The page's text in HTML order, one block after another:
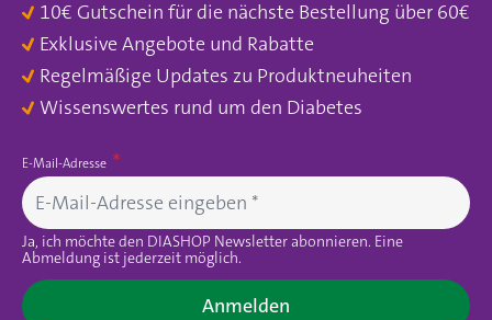
10€ Gutschein für die nächste Bestellung über 60€
Exklusive Angebote und Rabatte
Regelmäßige Updates zu Produktneuheiten
Wissenswertes rund um den Diabetes
E-Mail-Adresse
Ja, ich möchte den DIASHOP Newsletter abonnieren. Eine
Abmeldung ist jederzeit möglich.
Anmelden